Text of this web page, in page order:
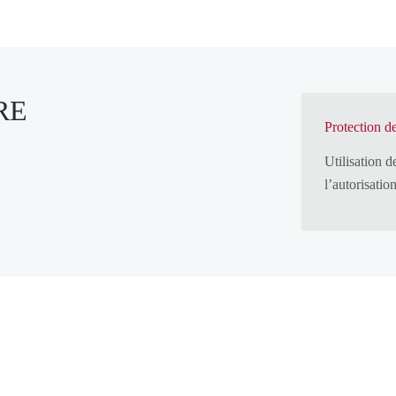
Protection
Utilisation